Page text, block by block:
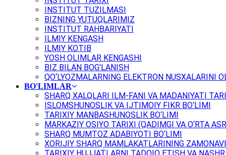
INSTITUT TUZILMASI
BIZNING YUTUQLARIMIZ
INSTITUT RAHBARIYATI
ILMIY KENGASH
ILMIY KOTIB
YOSH OLIMLAR KENGASHI
BIZ BILAN BOG'LANISH
QO‘LYOZMALARNING ELEKTRON NUSXALARINI
BO'LIMLAR
SHARQ XALQLARI ILM-FANI VA MADANIYATI
ISLOMSHUNOSLIK VA IJTIMOIY FIKR BO‘LIMI
TARIXIY MANBASHUNOSLIK BO‘LIMI
MARKAZIY OSIYO TARIXI (QADIMGI VA O‘RTA
SHARQ MUMTOZ ADABIYOTI BO‘LIMI
XORIJIY SHARQ MAMLAKATLARINING